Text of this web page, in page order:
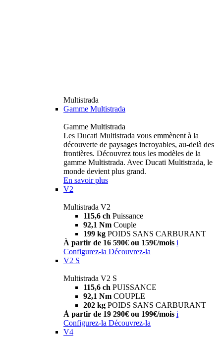
Multistrada
Gamme Multistrada
Gamme Multistrada
Les Ducati Multistrada vous emmènent à la
découverte de paysages incroyables, au-delà des
frontières. Découvrez tous les modèles de la
gamme Multistrada. Avec Ducati Multistrada, le
monde devient plus grand.
En savoir plus
V2
Multistrada V2
115,6 ch Puissance
92,1 Nm Couple
199 kg POIDS SANS CARBURANT
À partir de 16 590€ ou 159€/mois i
Configurez-la Découvrez-la
V2 S
Multistrada V2 S
115,6 ch PUISSANCE
92,1 Nm COUPLE
202 kg POIDS SANS CARBURANT
À partir de 19 290€ ou 199€/mois i
Configurez-la Découvrez-la
V4